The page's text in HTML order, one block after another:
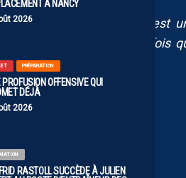
À NANCY
2026
PRÉPARATION
PROFUSION OFFENSIVE QUI
DÉJÀ
2026
RASTOLL SUCCÈDE À JULIEN
on verra. Le contrat c’est
six mois. Après une fois
et on verra.”